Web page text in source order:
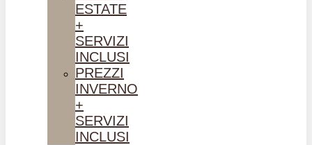
ESTATE
+
SERVIZI
INCLUSI
PREZZI
INVERNO
+
SERVIZI
INCLUSI